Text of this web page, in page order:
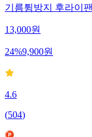
기름튐방지 후라이
13,000원
24%9,900원
4.6
(504)